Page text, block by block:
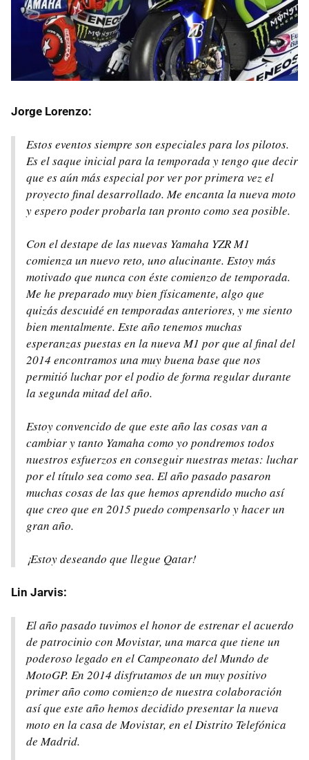
Jorge Lorenzo:
Estos eventos siempre son especiales para los pilotos.
Es el saque inicial para la temporada y tengo que decir
que es aún más especial por ver por primera vez el
proyecto final desarrollado. Me encanta la nueva moto
y espero poder probarla tan pronto como sea posible.
Con el destape de las nuevas Yamaha YZR M1
comienza un nuevo reto, uno alucinante. Estoy más
motivado que nunca con éste comienzo de temporada.
Me he preparado muy bien físicamente, algo que
quizás descuidé en temporadas anteriores, y me siento
bien mentalmente. Este año tenemos muchas
esperanzas puestas en la nueva M1 por que al final del
2014 encontramos una muy buena base que nos
permitió luchar por el podio de forma regular durante
la segunda mitad del año.
Estoy convencido de que este año las cosas van a
cambiar y tanto Yamaha como yo pondremos todos
nuestros esfuerzos en conseguir nuestras metas: luchar
por el título sea como sea. El año pasado pasaron
muchas cosas de las que hemos aprendido mucho así
que creo que en 2015 puedo compensarlo y hacer un
gran año.
¡Estoy deseando que llegue Qatar!
Lin Jarvis:
El año pasado tuvimos el honor de estrenar el acuerdo
de patrocinio con Movistar, una marca que tiene un
poderoso legado en el Campeonato del Mundo de
MotoGP. En 2014 disfrutamos de un muy positivo
primer año como comienzo de nuestra colaboración
así que este año hemos decidido presentar la nueva
moto en la casa de Movistar, en el Distrito Telefónica
de Madrid.